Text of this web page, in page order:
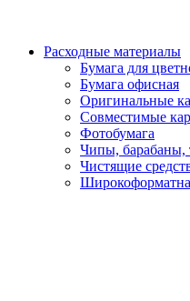
Расходные материалы
Бумага для
Бумага офисная
Оригинальные
Совместимые
Фотобумага
Чипы, барабаны,
Чистящие